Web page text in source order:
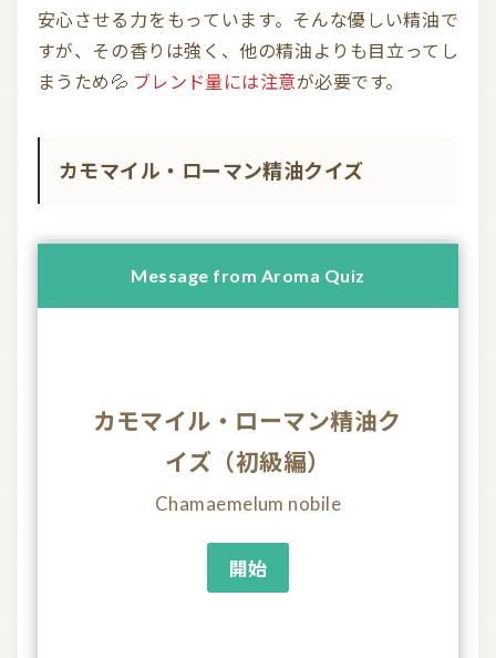
安心させる力をもっています。そんな優しい精油で
すが、その香りは強く、他の精油よりも目立ってし
まうため💦 ブレンド量には注意が必要です。
カモマイル・ローマン精油クイズ
カモマイル・ローマン精油ク
イズ（初級編）
Chamaemelum nobile